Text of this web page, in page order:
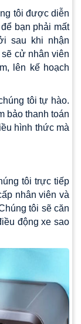
tôi được diễn
bạn phải mất
sau khi nhận
cử nhân viên
lên kế hoạch
tôi tự hào.
bảo thanh toán
hình thức mà
tôi trực tiếp
nhân viên và
tôi sẽ căn
động xe sao